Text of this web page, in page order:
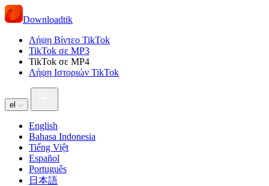
Downloadtik
Λήψη Βίντεο TikTok
TikTok σε MP3
TikTok σε MP4
Λήψη Ιστοριών TikTok
el
English
Bahasa Indonesia
Tiếng Việt
Español
Português
日本語